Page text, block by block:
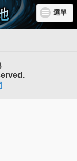
選單